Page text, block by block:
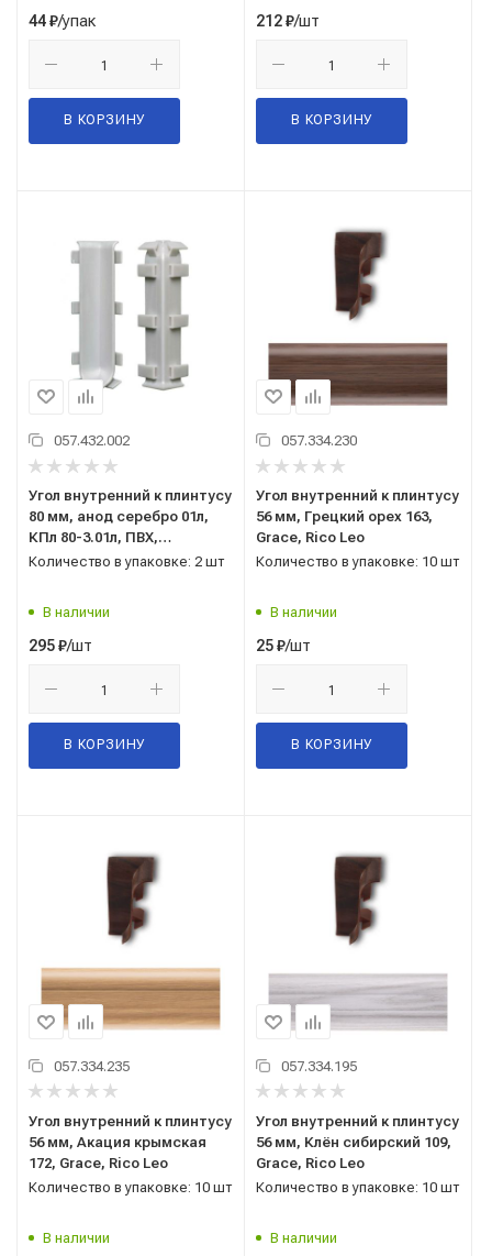
44₽/упак
В КОРЗИНУ
212₽/шт
В КОРЗИНУ
057.432.002
Угол внутренний к плинтусу
80 мм, анод серебро 01л,
КПл 80-3.01л, ПВХ,
(упаковка-2шт), Лука
Количество в упаковке: 2 шт
В наличии
295₽/шт
В КОРЗИНУ
057.334.230
Угол внутренний к плинтусу
56 мм, Грецкий орех 163,
Grace, Rico Leo
Количество в упаковке: 10 шт
В наличии
25₽/шт
В КОРЗИНУ
057.334.235
Угол внутренний к плинтусу
56 мм, Акация крымская
172, Grace, Rico Leo
Количество в упаковке: 10 шт
В наличии
057.334.195
Угол внутренний к плинтусу
56 мм, Клён сибирский 109,
Grace, Rico Leo
Количество в упаковке: 10 шт
В наличии